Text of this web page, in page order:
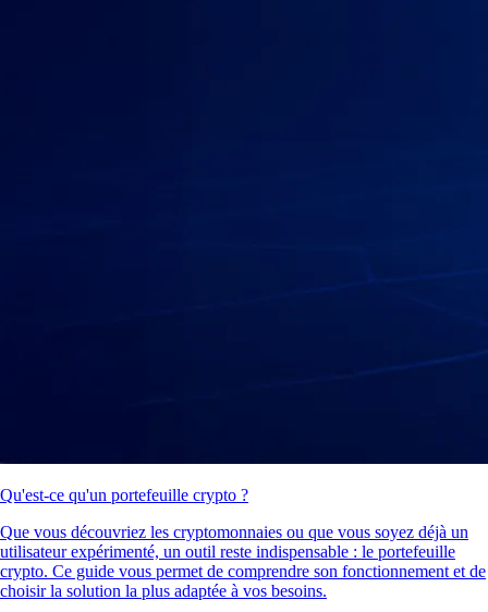
Qu'est-ce qu'un portefeuille crypto ?
Que vous découvriez les cryptomonnaies ou que vous soyez déjà un
utilisateur expérimenté, un outil reste indispensable : le portefeuille
crypto. Ce guide vous permet de comprendre son fonctionnement et de
choisir la solution la plus adaptée à vos besoins.